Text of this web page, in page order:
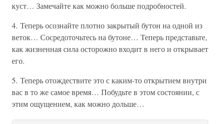
куст… Замечайте как можно больше подробностей.
4. Теперь осознайте плотно закрытый бутон на одной из
веток… Сосредоточьтесь на бутоне… Теперь представьте,
как жизненная сила осторожно входит в него и открывает
его.
5. Теперь отождествите это с каким-то открытием внутри
вас в то же самое время… Побудьте в этом состоянии, с
этим ощущением, как можно дольше…